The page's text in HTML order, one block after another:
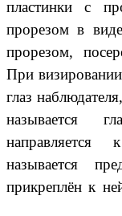
пластинки с
прорезом в
прорезом,
При
глаз
называется
называется